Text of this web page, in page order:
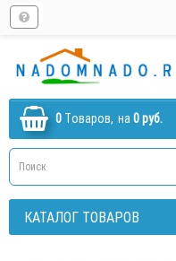
0 Tоваров, на 0 руб.
КАТАЛОГ ТОВАРОВ